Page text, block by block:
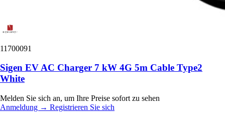
11700091
Sigen EV AC Charger 7 kW 4G 5m Cable Type2
White
Melden Sie sich an, um Ihre Preise sofort zu sehen
Anmeldung → Registrieren Sie sich